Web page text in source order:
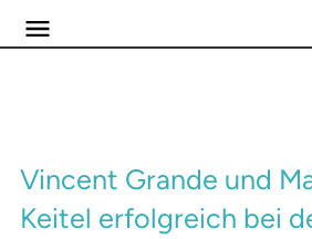
Vincent Grande und
Keitel erfolgreich bei